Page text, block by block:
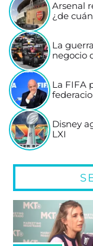
Arsenal
¿de
La
negocio
La FIFA
Disney
LXI